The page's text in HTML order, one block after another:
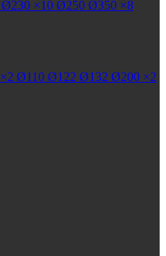
Ø230 ×10 Ø250 Ø350 ×8
×2 Ø110 Ø122 Ø132 Ø200 ×2